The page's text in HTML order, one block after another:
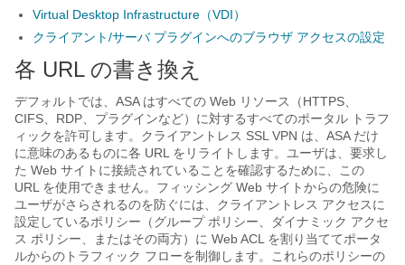
Virtual Desktop Infrastructure（VDI）
クライアント/サーバ プラグインへのブラウザ アクセスの設定
各 URL の書き換え
デフォルトでは、ASA はすべての Web リソース（HTTPS、
CIFS、RDP、プラグインなど）に対するすべてのポータル トラフ
ィックを許可します。クライアントレス SSL VPN は、ASA だけ
に意味のあるものに各 URL をリライトします。ユーザは、要求し
た Web サイトに接続されていることを確認するために、この
URL を使用できません。フィッシング Web サイトからの危険に
ユーザがさらされるのを防ぐには、クライアントレス アクセスに
設定しているポリシー（グループ ポリシー、ダイナミック アクセ
ス ポリシー、またはその両方）に Web ACL を割り当ててポータ
ルからのトラフィック フローを制御します。これらのポリシーの